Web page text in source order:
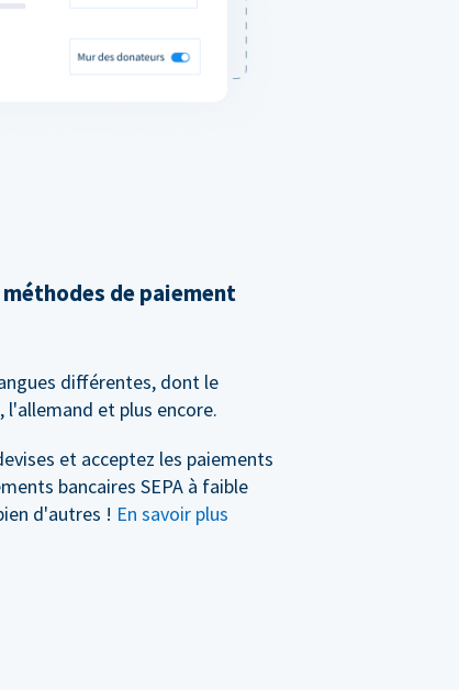
de paiement
différentes, dont le
l'allemand et plus encore.
et acceptez les paiements
bancaires SEPA à faible
d'autres ! En savoir plus